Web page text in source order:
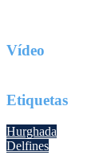
Vídeo
Etiquetas
Hurghada
Delfines